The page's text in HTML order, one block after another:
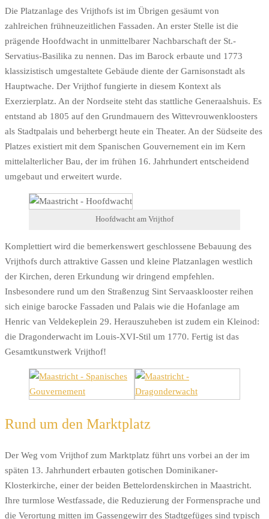
Die Platzanlage des Vrijthofs ist im Übrigen gesäumt von
zahlreichen frühneuzeitlichen Fassaden. An erster Stelle ist die
prägende Hoofdwacht in unmittelbarer Nachbarschaft der St.-
Servatius-Basilika zu nennen. Das im Barock erbaute und 1773
klassizistisch umgestaltete Gebäude diente der Garnisonstadt als
Hauptwache. Der Vrijthof fungierte in diesem Kontext als
Exerzierplatz. An der Nordseite steht das stattliche Generaalshuis. Es
entstand ab 1805 auf den Grundmauern des Wittevrouwenkloosters
als Stadtpalais und beherbergt heute ein Theater. An der Südseite des
Platzes existiert mit dem Spanischen Gouvernement ein im Kern
mittelalterlicher Bau, der im frühen 16. Jahrhundert entscheidend
umgebaut und erweitert wurde.
Hoofdwacht am Vrijthof
Komplettiert wird die bemerkenswert geschlossene Bebauung des
Vrijthofs durch attraktive Gassen und kleine Platzanlagen westlich
der Kirchen, deren Erkundung wir dringend empfehlen.
Insbesondere rund um den Straßenzug Sint Servaasklooster reihen
sich einige barocke Fassaden und Palais wie die Hofanlage am
Henric van Veldekeplein 29. Herauszuheben ist zudem ein Kleinod:
die Dragonderwacht im Louis-XVI-Stil um 1770. Fertig ist das
Gesamtkunstwerk Vrijthof!
Rund um den Marktplatz
Der Weg vom Vrijthof zum Marktplatz führt uns vorbei an der im
späten 13. Jahrhundert erbauten gotischen Dominikaner-
Klosterkirche, einer der beiden Bettelordenskirchen in Maastricht.
Ihre turmlose Westfassade, die Reduzierung der Formensprache und
die Verortung mitten im Gassengewirr des Stadtgefüges sind typisch